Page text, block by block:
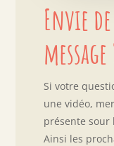
Envie
message
Si votre
une vidéo,
présente sour
Ainsi les